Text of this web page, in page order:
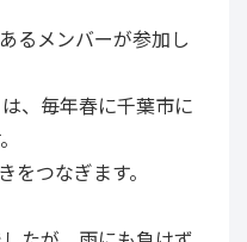
るメンバーが参加し
、毎年春に千葉市に
つなぎます。